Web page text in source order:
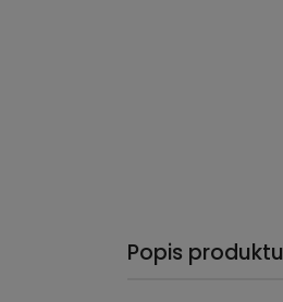
Popis produktu